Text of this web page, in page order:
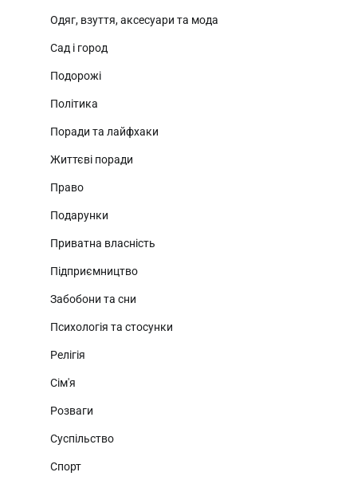
Одяг, взуття, аксесуари та мода
Сад і город
Подорожі
Політика
Поради та лайфхаки
Життєві поради
Право
Подарунки
Приватна власність
Підприємництво
Забобони та сни
Психологія та стосунки
Релігія
Сім'я
Розваги
Суспільство
Спорт